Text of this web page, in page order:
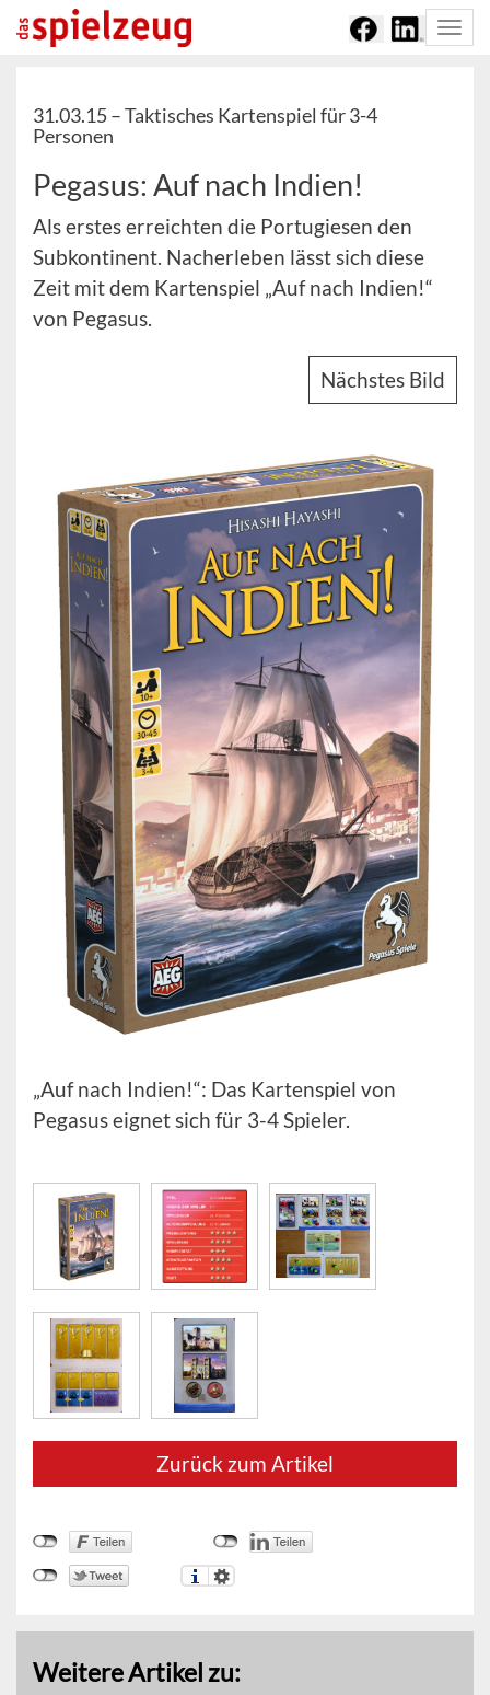
31.03.15 –Taktisches Kartenspiel für 3-4
Personen
Pegasus: Auf nach Indien!
Als erstes erreichten die Portugiesen den
Subkontinent. Nacherleben lässt sich diese
Zeit mit dem Kartenspiel „Auf nach Indien!“
von Pegasus.
Nächstes Bild
„Auf nach Indien!“: Das Kartenspiel von
Pegasus eignet sich für 3-4 Spieler.
Zurück zum Artikel
Weitere Artikel zu: